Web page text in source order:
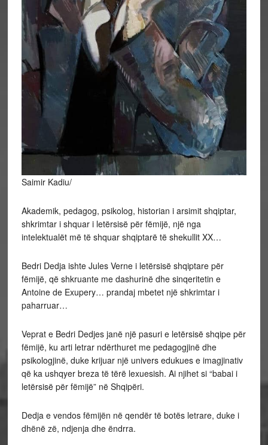
Saimir Kadiu/
Akademik, pedagog, psikolog, historian i arsimit shqiptar,
shkrimtar i shquar i letërsisë për fëmijë, një nga
intelektualët më të shquar shqiptarë të shekullit XX…
Bedri Dedja ishte Jules Verne i letërsisë shqiptare për
fëmijë, që shkruante me dashurinë dhe sinqeritetin e
Antoine de Exupery… prandaj mbetet një shkrimtar i
paharruar…
Veprat e Bedri Dedjes janë një pasuri e letërsisë shqipe për
fëmijë, ku arti letrar ndërthuret me pedagogjinë dhe
psikologjinë, duke krijuar një univers edukues e imagjinativ
që ka ushqyer breza të tërë lexuesish. Ai njihet si “babai i
letërsisë për fëmijë” në Shqipëri.
Dedja e vendos fëmijën në qendër të botës letrare, duke i
dhënë zë, ndjenja dhe ëndrra.